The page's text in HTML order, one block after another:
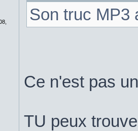
Son truc MP3
Ce n'est pas
TU peux